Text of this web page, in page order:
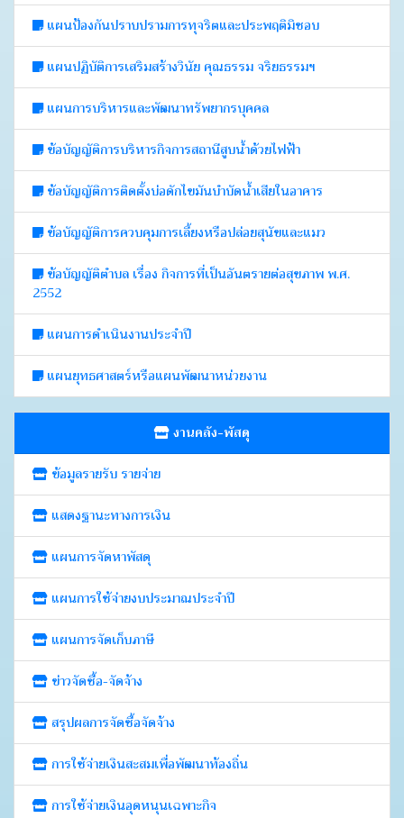
แผนป้องกันปราบปรามการทุจริตและประพฤติมิชอบ
แผนปฏิบัติการเสริมสร้างวินัย คุณธรรม จริยธรรมฯ
แผนการบริหารและพัฒนาทรัพยากรบุคคล
ข้อบัญญัติการบริหารกิจการสถานีสูบน้ำด้วยไฟฟ้า
ข้อบัญญัติการติดตั้งบ่อดักไขมันบำบัดน้ำเสียในอาคาร
ข้อบัญญัติการควบคุมการเลี้ยงหรือปล่อยสุนัขและแมว
ข้อบัญญัติตำบล เรื่อง กิจการที่เป็นอันตรายต่อสุขภาพ พ.ศ.
2552
แผนการดำเนินงานประจำปี
แผนยุทธศาสตร์หรือแผนพัฒนาหน่วยงาน
งานคลัง-พัสดุ
ข้อมูลรายรับ รายจ่าย
แสดงฐานะทางการเงิน
แผนการจัดหาพัสดุ
แผนการใช้จ่ายงบประมาณประจำปี
แผนการจัดเก็บภาษี
ข่าวจัดซื้อ-จัดจ้าง
สรุปผลการจัดซื้อจัดจ้าง
การใช้จ่ายเงินสะสมเพื่อพัฒนาท้องถิ่น
การใช้จ่ายเงินอุดหนุนเฉพาะกิจ